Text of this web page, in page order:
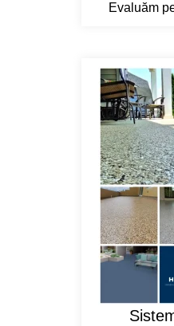
Evaluăm